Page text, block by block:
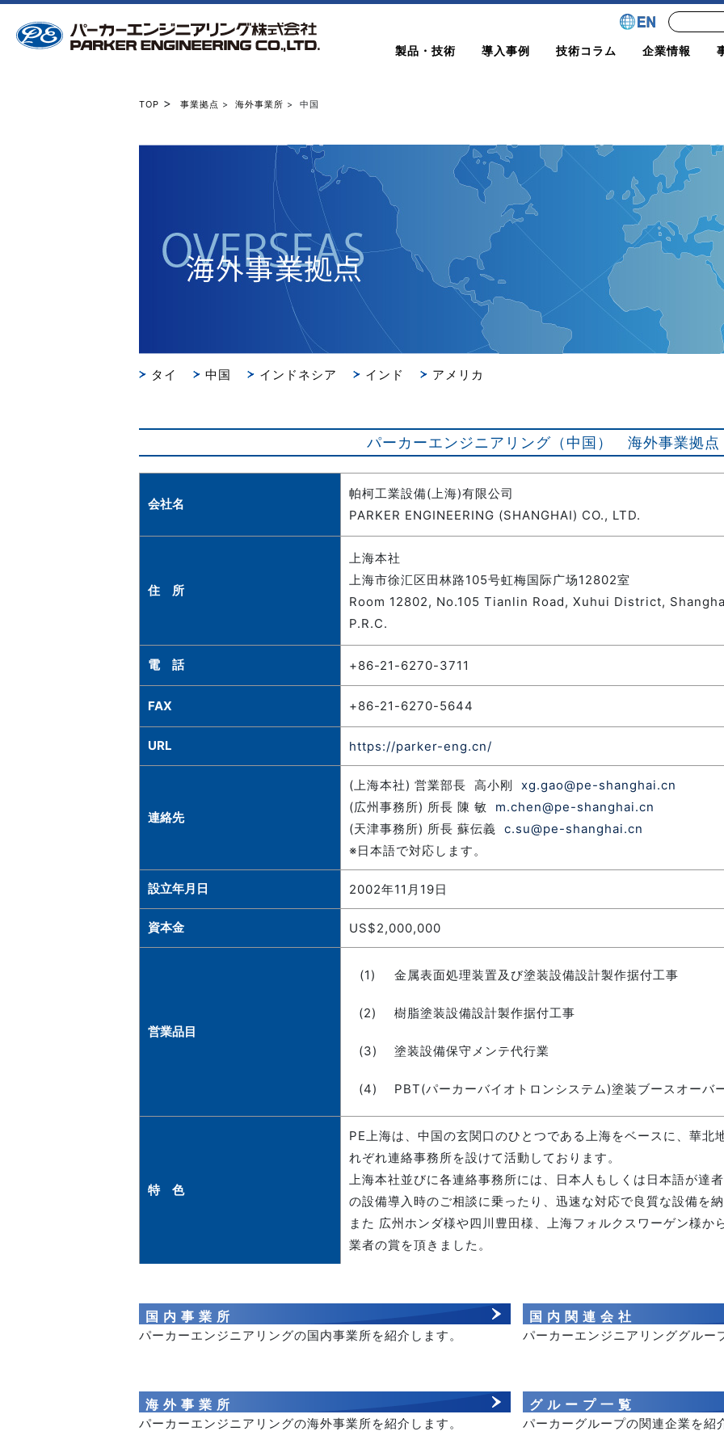
製品・技術 導入事例 技術コラム 企業情報
TOP > 事業拠点 > 海外事業所 > 中国
タイ 中国 インドネシア インド アメリカ
パーカーエンジニアリング（中国） 海外事業拠点
会社名
帕柯工業設備(上海)有限公司
PARKER ENGINEERING (SHANGHAI) CO., LTD.
住 所
上海本社
上海市徐汇区田林路105号虹梅国际广场12802室
Room 12802, No.105 Tianlin Road, Xuhui District,
P.R.C.
電 話 +86-21-6270-3711
FAX +86-21-6270-5644
URL https://parker-eng.cn/
連絡先
(上海本社) 営業部長 高小刚 xg.gao@pe-shanghai.cn
(広州事務所) 所長 陳 敏 m.chen@pe-shanghai.cn
(天津事務所) 所長 蘇伝義 c.su@pe-shanghai.cn
※日本語で対応します。
設立年月日 2002年11月19日
資本金 US$2,000,000
営業品目
(1) 金属表面処理装置及び塗装設備設計製作据付工事
(2) 樹脂塗装設備設計製作据付工事
(3) 塗装設備保守メンテ代行業
(4) PBT(パーカーバイオトロンシステム)塗装ブースオーバ
特 色
PE上海は、中国の玄関口のひとつである上海をベースに、華北
れぞれ連絡事務所を設けて活動しております。
上海本社並びに各連絡事務所には、日本人もしくは日本語が達
の設備導入時のご相談に乗ったり、迅速な対応で良質な設備を
また 広州ホンダ様や四川豊田様、上海フォルクスワーゲン様か
業者の賞を頂きました。
国内事業所
パーカーエンジニアリングの国内事業所を紹介します。
国内関連会社
パーカーエンジニアリンググルー
海外事業所
パーカーエンジニアリングの海外事業所を紹介します。
グループ一覧
パーカーグループの関連企業を紹